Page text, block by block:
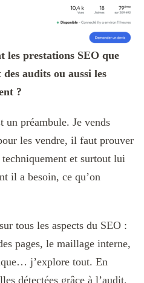
les prestations SEO que
audits ou aussi les
?
un préambule. Je vends
les vendre, il faut prouver
et surtout lui
il a besoin, ce qu’on
tous les aspects du SEO :
pages, le maillage interne,
j’explore tout. En
détectées grâce à l’audit,